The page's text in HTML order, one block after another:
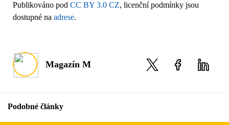
Publikováno pod CC BY 3.0 CZ, licenční podmínky jsou
dostupné na adrese.
Magazín M
Podobné články